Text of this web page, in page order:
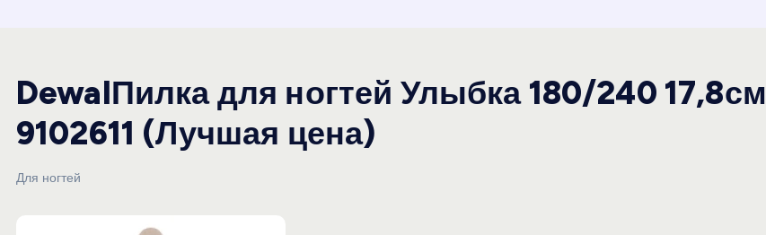
DewalПилка для ногтей Улыбка 180/240 17,8см
9102611 (Лучшая цена)
Для ногтей